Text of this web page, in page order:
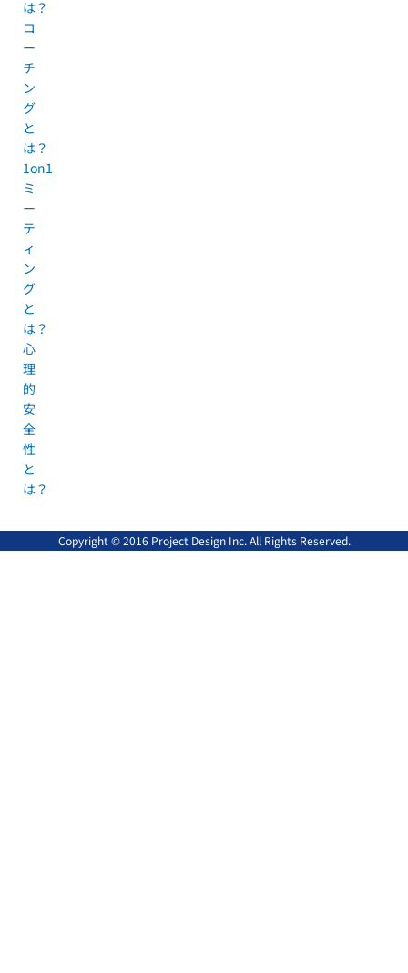
は？
コ
ー
チ
ン
グ
と
は？
1on1
ミ
ー
テ
ィ
ン
グ
と
は？
心
理
的
安
全
性
と
は？
Copyright © 2016 Project Design Inc. All Rights Reserved.